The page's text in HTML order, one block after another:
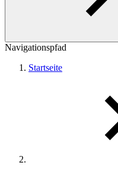
Navigationspfad
Startseite